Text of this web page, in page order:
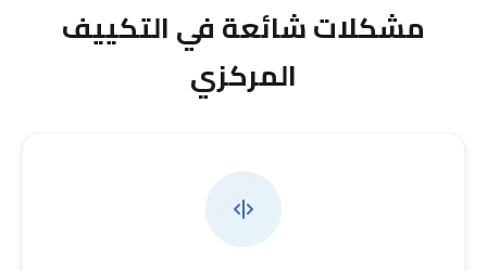
مشكلات شائعة في التكييف
المركزي